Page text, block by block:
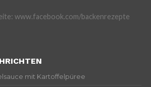
www.facebook.com/backenrezepte
mit Kartoffelpüree